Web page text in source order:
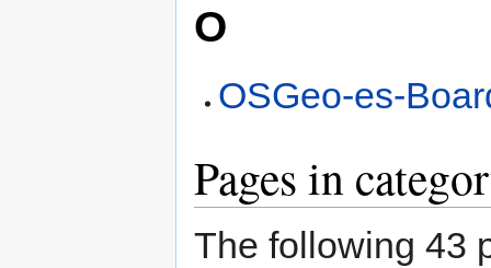
O
OSGeo-es-
Pages in
The following 43